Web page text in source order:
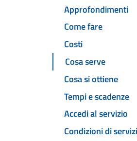
Approfondimenti
Come fare
Costi
Cosa serve
Cosa si ottiene
Tempi e scadenze
Accedi al servizio
Condizioni di